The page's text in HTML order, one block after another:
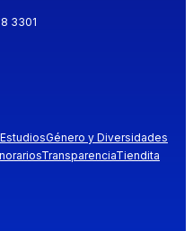
3301
Género y Diversidades
TransparenciaTiendita